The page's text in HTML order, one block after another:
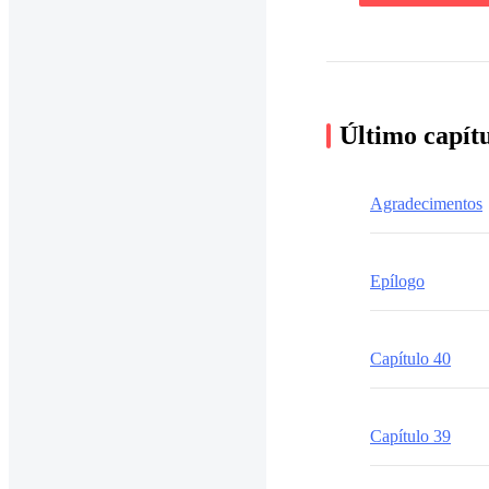
Último
Agradecimentos
Epílogo
Capítulo 40
Capítulo 39